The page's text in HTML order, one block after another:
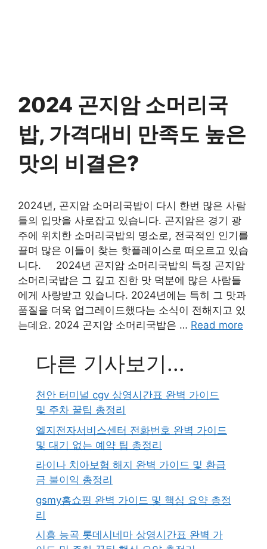
2024 곤지암 소머리국
밥, 가격대비 만족도 높은
맛의 비결은?
2024년, 곤지암 소머리국밥이 다시 한번 많은 사람
들의 입맛을 사로잡고 있습니다. 곤지암은 경기 광
주에 위치한 소머리국밥의 명소로, 전국적인 인기를
끌며 많은 이들이 찾는 핫플레이스로 떠오르고 있습
니다. 2024년 곤지암 소머리국밥의 특징 곤지암
소머리국밥은 그 깊고 진한 맛 덕분에 많은 사람들
에게 사랑받고 있습니다. 2024년에는 특히 그 맛과
품질을 더욱 업그레이드했다는 소식이 전해지고 있
는데요. 2024 곤지암 소머리국밥은 … Read more
다른 기사보기...
천안 터미널 cgv 상영시간표 완벽 가이드
및 주차 꿀팁 총정리
엘지전자서비스센터 전화번호 완벽 가이드
및 대기 없는 예약 팁 총정리
라이나 치아보험 해지 완벽 가이드 및 환급
금 불이익 총정리
gsmy홈쇼핑 완벽 가이드 및 핵심 요약 총정
리
시흥 능곡 롯데시네마 상영시간표 완벽 가